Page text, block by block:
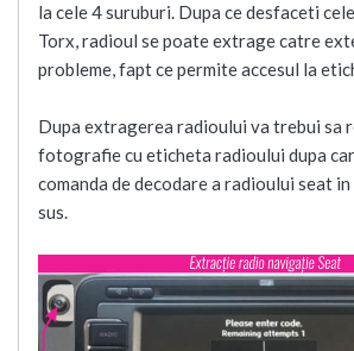
la cele 4 suruburi. Dupa ce desfaceti
Torx, radioul se poate extrage catre
probleme, fapt ce permite accesul la
Dupa extragerea radioului va trebui sa
fotografie cu eticheta radioului dupa
comanda de decodare a radioului seat
sus.